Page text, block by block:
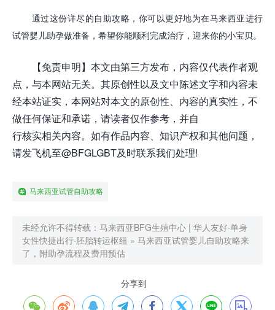
通过这份详尽的自助攻略，你可以更好地为在马来西亚进行
试管婴儿助孕做准备，希望你能顺利完成治疗，迎来你的小宝贝。
【免责申明】本文由第三方发布，内容仅代表作者观
点，与本网站无关。其原创性以及文中陈述文字和内容未
经本站证实，本网站对本文的原创性、内容的真实性，不
做任何保证和承诺，请读者仅作参考，并自
行核实相关内容。如有作品内容、知识产权和其他问题，
请发飞机至@BFGLGBT及时联系我们处理!
马来西亚试管自助攻略
未经允许不得转载： 马来西亚BFG生殖中心 | 华人友好·单身
女性快捷出行·胚胎转运枢纽 » 马来西亚试管婴儿自助攻略来
了，附助孕流程及费用预估
分享到
       